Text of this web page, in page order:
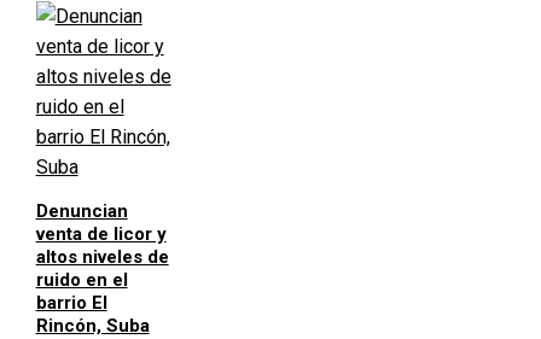
Denuncian
venta de licor y
altos niveles de
ruido en el
barrio El
Rincón, Suba